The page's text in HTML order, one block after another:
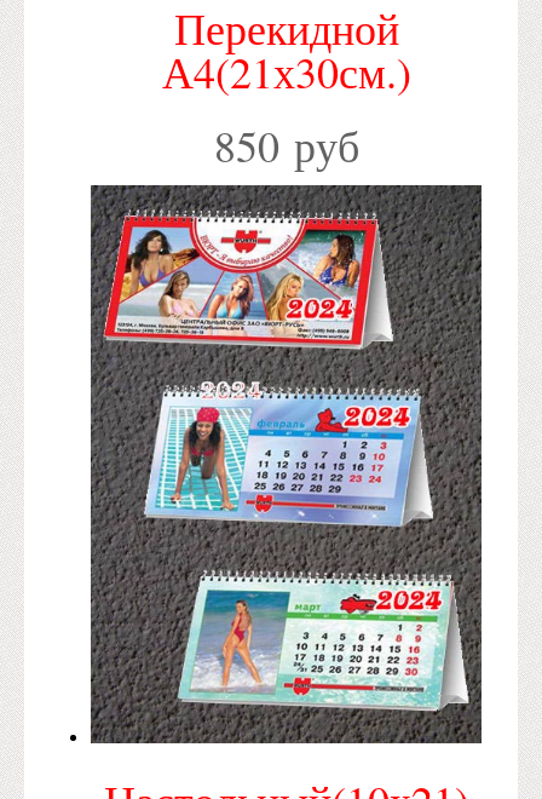
Перекидной
А4(21х30см.)
850 руб